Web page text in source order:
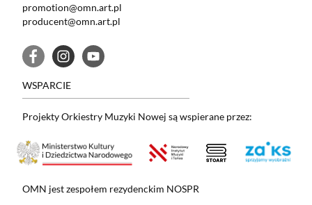
promotion@omn.art.pl
producent@omn.art.pl
WSPARCIE
Projekty Orkiestry Muzyki Nowej są wspierane przez:
OMN jest zespołem rezydenckim NOSPR